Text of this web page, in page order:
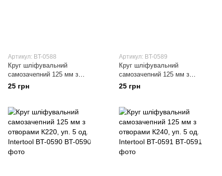
Артикул: BT-0588
Круг шліфувальний
самозачепний 125 мм з
отворами К150, уп. 5 од.
Intertool BT-0588
25 грн
Артикул: BT-0589
Круг шліфувальний
самозачепний 125 мм з
отворами К180, уп. 5 од.
Intertool BT-0589
25 грн